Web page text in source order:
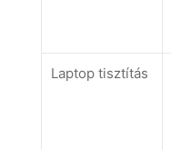
Laptop tisztítás